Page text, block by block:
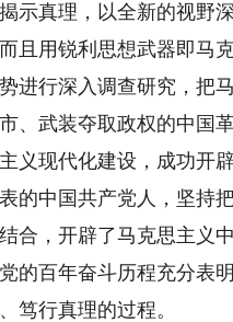
示真理，以全新的视野
且用锐利思想武器即马
进行深入调查研究，把
、武装夺取政权的中国
义现代化建设，成功开
的中国共产党人，坚持
合，开辟了马克思主义
的百年奋斗历程充分表
笃行真理的过程。